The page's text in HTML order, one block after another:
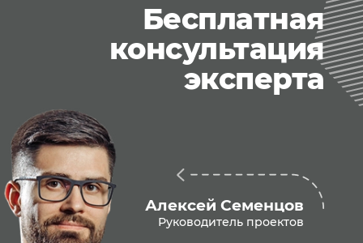
Бесплатная
консультация
эксперта
Алексей Семенцов
Руководитель проектов